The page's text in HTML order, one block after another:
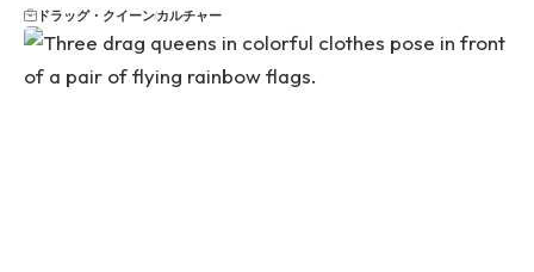
ドラッグ・クイーンカルチャー